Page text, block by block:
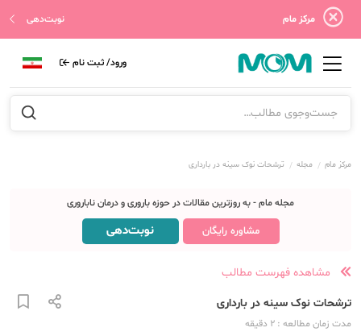
مرکز مام نوبت‌دهی
ورود/ ثبت نام
مرکز مام مجله ترشحات نوک سینه در بارداری
مجله مام - به روزترین مقالات در حوزه باروری و درمان ناباروری
مشاوره رایگان نوبت‌دهی
مشاهده فهرست مطالب
ترشحات نوک سینه در بارداری
مدت زمان مطالعه : 2 دقیقه